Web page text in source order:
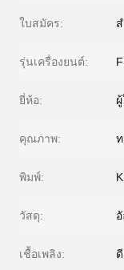
ใบสมัคร:
รุ่นเครื่องยนต์:
ยี่ห้อ:
คุณภาพ:
พิมพ์:
วัสดุ:
เชื้อเพลิง: